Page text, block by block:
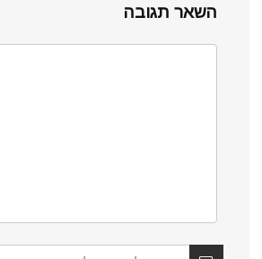
השאר תגובה